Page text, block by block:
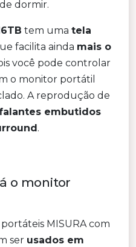
dormir.
tem uma tela
facilita ainda mais o
você pode controlar
o monitor portátil
A reprodução de
embutidos
.
o monitor
MISURA com
ser usados em